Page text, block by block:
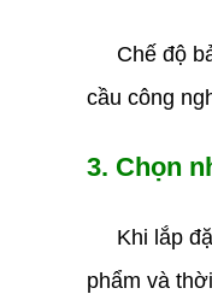
Chế độ
cầu công
3. Chọn
Khi lắp đặt
phẩm và